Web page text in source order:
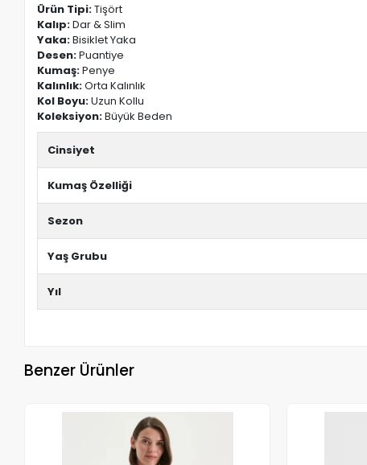
Ürün Tipi:Tişört
Kalıp:Dar & Slim
Yaka:Bisiklet Yaka
Desen:Puantiye
Kumaş:Penye
Kalınlık:Orta Kalınlık
Kol Boyu:Uzun Kollu
Koleksiyon:Büyük Beden
Cinsiyet
Kumaş Özelliği
Sezon
Yaş Grubu
Yıl
Benzer Ürünler